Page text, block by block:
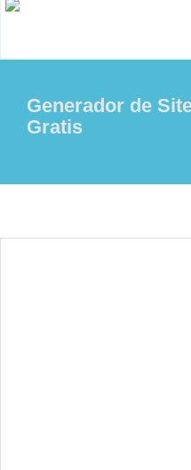
Generador de
Gratis